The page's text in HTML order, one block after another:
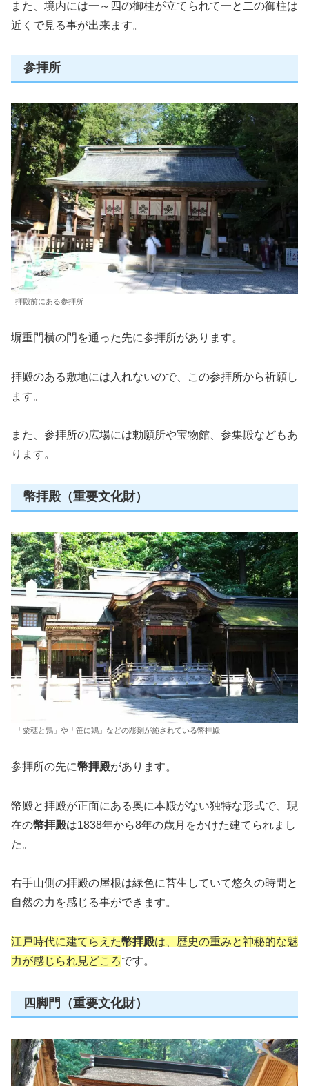
また、境内には一～四の御柱が立てられて一と二の御柱は
近くで見る事が出来ます。
参拝所
拝殿前にある参拝所
塀重門横の門を通った先に参拝所があります。
拝殿のある敷地には入れないので、この参拝所から祈願し
ます。
また、参拝所の広場には勅願所や宝物館、参集殿などもあ
ります。
幣拝殿（重要文化財）
「粟穂と鶉」や「笹に鶏」などの彫刻が施されている幣拝殿
参拝所の先に幣拝殿があります。
幣殿と拝殿が正面にある奥に本殿がない独特な形式で、現
在の幣拝殿は1838年から8年の歳月をかけた建てられまし
た。
右手山側の拝殿の屋根は緑色に苔生していて悠久の時間と
自然の力を感じる事ができます。
江戸時代に建てらえた幣拝殿は、歴史の重みと神秘的な魅
力が感じられ見どころです。
四脚門（重要文化財）